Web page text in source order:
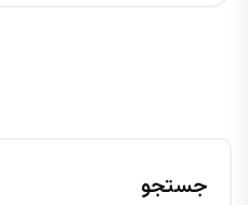
جستجو